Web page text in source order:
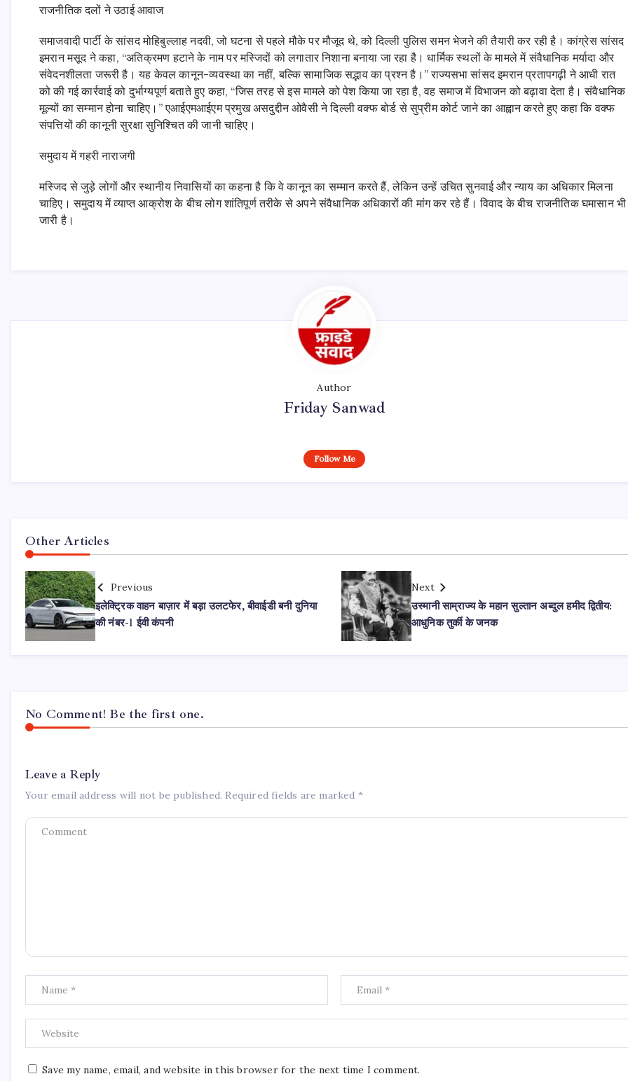
राजनीतिक दलों ने उठाई आवाज
समाजवादी पार्टी के सांसद मोहिबुल्लाह नदवी, जो घटना से पहले मौके पर मौजूद थे, को दिल्ली पुलिस समन भेजने की तैयारी कर रही है। कांग्रेस सांसद
इमरान मसूद ने कहा, “अतिक्रमण हटाने के नाम पर मस्जिदों को लगातार निशाना बनाया जा रहा है। धार्मिक स्थलों के मामले में संवैधानिक मर्यादा और
संवेदनशीलता जरूरी है। यह केवल कानून-व्यवस्था का नहीं, बल्कि सामाजिक सद्भाव का प्रश्न है।” राज्यसभा सांसद इमरान प्रतापगढ़ी ने आधी रात
को की गई कार्रवाई को दुर्भाग्यपूर्ण बताते हुए कहा, “जिस तरह से इस मामले को पेश किया जा रहा है, वह समाज में विभाजन को बढ़ावा देता है। संवैधानिक
मूल्यों का सम्मान होना चाहिए।” एआईएमआईएम प्रमुख असदुद्दीन ओवैसी ने दिल्ली वक्फ बोर्ड से सुप्रीम कोर्ट जाने का आह्वान करते हुए कहा कि वक्फ
संपत्तियों की कानूनी सुरक्षा सुनिश्चित की जानी चाहिए।
समुदाय में गहरी नाराजगी
मस्जिद से जुड़े लोगों और स्थानीय निवासियों का कहना है कि वे कानून का सम्मान करते हैं, लेकिन उन्हें उचित सुनवाई और न्याय का अधिकार मिलना
चाहिए। समुदाय में व्याप्त आक्रोश के बीच लोग शांतिपूर्ण तरीके से अपने संवैधानिक अधिकारों की मांग कर रहे हैं। विवाद के बीच राजनीतिक घमासान भी
जारी है।
Author
Friday Sanwad
Follow Me
Other Articles
Previous
इलेक्ट्रिक वाहन बाज़ार में बड़ा उलटफेर, बीवाईडी बनी दुनिया
की नंबर-1 ईवी कंपनी
Next
उस्मानी साम्राज्य के महान सुल्तान अब्दुल हमीद द्वितीय:
आधुनिक तुर्की के जनक
No Comment! Be the first one.
Leave a Reply
Your email address will not be published. Required fields are marked *
Save my name, email, and website in this browser for the next time I comment.